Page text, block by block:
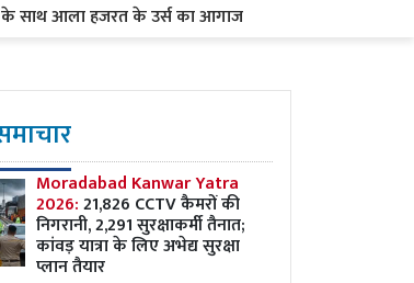
हजरत के उर्स का आगाज आजम खान और उनके बेटे
Moradabad Kanwar Yatra
2026:21,826 CCTV कैमरों की
निगरानी, 2,291 सुरक्षाकर्मी तैनात;
कांवड़ यात्रा के लिए अभेद्य सुरक्षा
प्लान तैयार